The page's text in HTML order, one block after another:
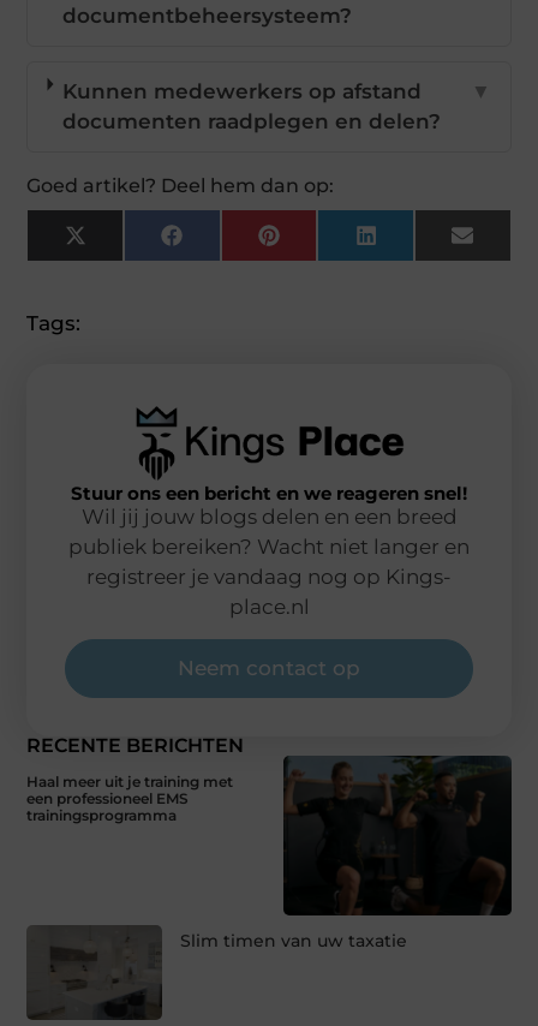
documentbeheersysteem?
Kunnen medewerkers op afstand
documenten raadplegen en delen?
▼
Goed artikel? Deel hem dan op:
X
(Twitter)
FacebookPinterestLinkedInEmail
Tags:
RECENTE BERICHTEN
Haal meer uit je training met
een professioneel EMS
trainingsprogramma
Slim timen van uw taxatie
Stuur ons een bericht en we reageren snel!
Wil jij jouw blogs delen en een breed
publiek bereiken? Wacht niet langer en
registreer je vandaag nog op Kings-
place.nl
Neem contact op